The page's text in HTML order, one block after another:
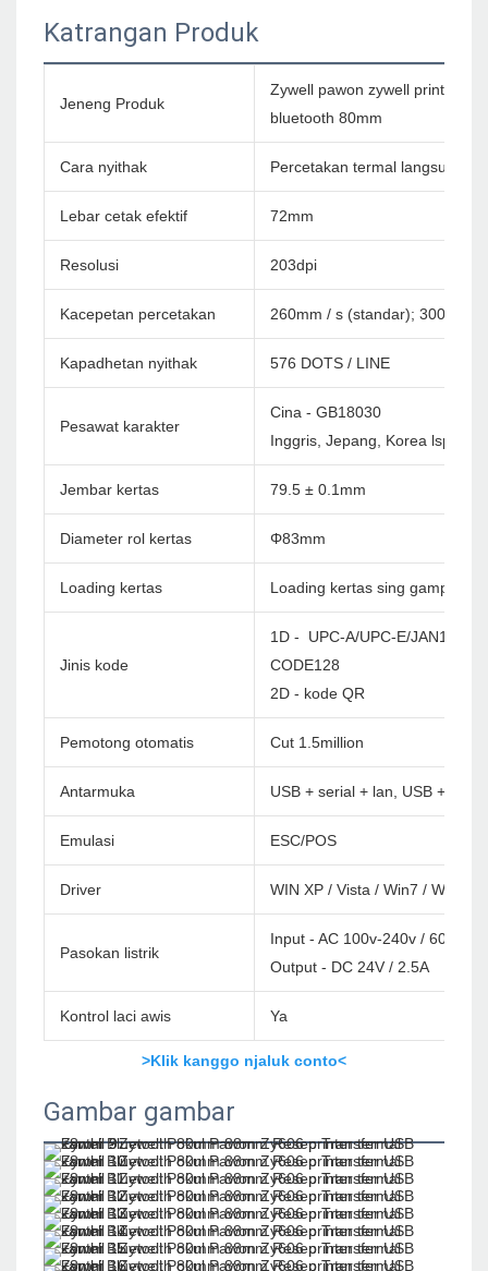
Katrangan Produk
Jeneng Produk
Zywell pawon zywell printer
bluetooth 80mm
Cara nyithak Percetakan termal langsung
Lebar cetak efektif 72mm
Resolusi 203dpi
Kacepetan percetakan 260mm / s (standar); 300mm /
Kapadhetan nyithak 576 DOTS / LINE
Pesawat karakter
Cina - GB18030
Inggris, Jepang, Korea lsp.
Jembar kertas 79.5 ± 0.1mm
Diameter rol kertas Φ83mm
Loading kertas Loading kertas sing gampang
Jinis kode
1D - UPC-A/UPC-E/
CODE128
2D - kode QR
Pemotong otomatis Cut 1.5million
Antarmuka USB + serial + lan, USB +
Emulasi ESC/POS
Driver WIN XP / Vista / Win7 / Win8 /
Pasokan listrik
Input - AC 100v-240v / 60Hz
Output - DC 24V / 2.5A
Kontrol laci awis Ya
>Klik kanggo njaluk conto<
Gambar gambar